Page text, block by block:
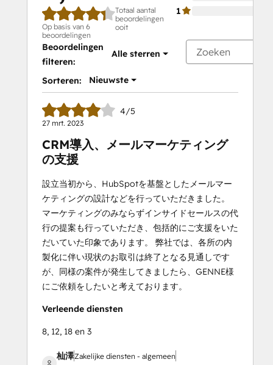
Op basis van 6
beoordelingen
Totaal aantal
beoordelingen
ooit
1
Beoordelingen
filteren:
Alle sterren
Sorteren: Nieuwste
4/5
27 mrt. 2023
CRM導入、メールマーケティング
の支援
設立当初から、HubSpotを基盤としたメールマー
ケティングの設計などを行っていただきました。
マーケティングのみならずインサイドセールスの代
行の提案も行っていただき、包括的にご支援をいた
だいていた印象であります。 弊社では、各所の内
製化に伴い現状のお取引は終了となる見通しです
が、同様の案件が発生してきましたら、GENNE様
にご依頼をしたいと考えております。
Verleende diensten
8, 12, 18 en 3
杣澤Zakelijke diensten - algemeen